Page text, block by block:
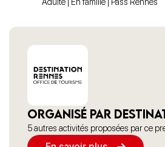
Organisé par
5 autres activités proposées par ce